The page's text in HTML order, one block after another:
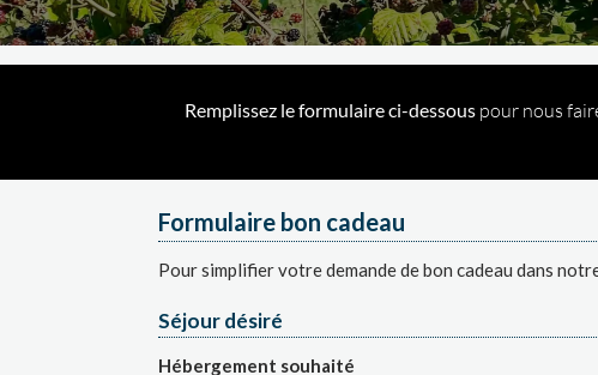
Remplissez le formulaire ci-dessouspour nous